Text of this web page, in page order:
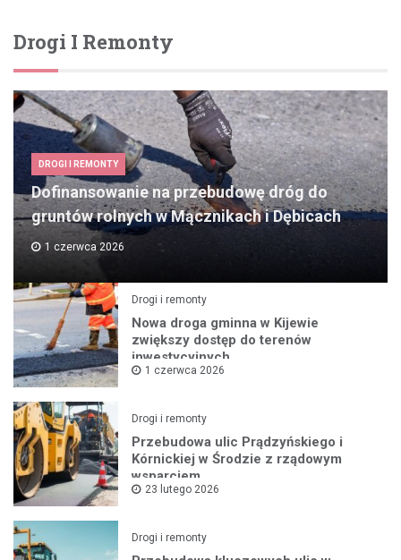
Drogi I Remonty
DROGI I REMONTY
Dofinansowanie na przebudowę dróg do
gruntów rolnych w Mącznikach i Dębicach
1 czerwca 2026
Drogi i remonty
Nowa droga gminna w Kijewie
zwiększy dostęp do terenów
inwestycyjnych
1 czerwca 2026
Drogi i remonty
Przebudowa ulic Prądzyńskiego i
Kórnickiej w Środzie z rządowym
wsparciem
23 lutego 2026
Drogi i remonty